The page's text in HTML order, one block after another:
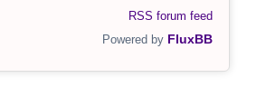
RSS forum feed
Powered by FluxBB